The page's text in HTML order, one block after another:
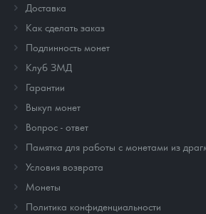
Доставка
Как сделать заказ
Подлинность монет
Клуб ЗМД
Гарантии
Выкуп монет
Вопрос - ответ
Памятка для работы с монетами из
Условия возврата
Монеты
Политика конфиденциальности